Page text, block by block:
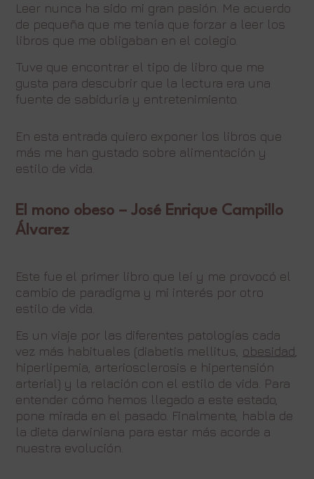
Leer nunca ha sido mi gran pasión. Me acuerdo
de pequeña que me tenía que forzar a leer los
libros que me obligaban en el colegio.
Tuve que encontrar el tipo de libro que me
gusta para descubrir que la lectura era una
fuente de sabiduría y entretenimiento.
En esta entrada quiero exponer los libros que
más me han gustado sobre alimentación y
estilo de vida.
El mono obeso – José Enrique Campillo
Álvarez
Este fue el primer libro que leí y me provocó el
cambio de paradigma y mi interés por otro
estilo de vida.
Es un viaje por las diferentes patologías cada
vez más habituales (diabetis mellitus, obesidad
hiperlipemia, arteriosclerosis e hipertensión
arterial) y la relación con el estilo de vida. Para
entender cómo hemos llegado a este estado,
pone mirada en el pasado. Finalmente, habla de
la dieta darwiniana para estar más acorde a
nuestra evolución.